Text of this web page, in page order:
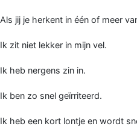
Als jij je herkent in één of meer
Ik zit niet lekker in mijn vel.
Ik heb nergens zin in.
Ik ben zo snel geïrriteerd.
Ik heb een kort lontje en wordt